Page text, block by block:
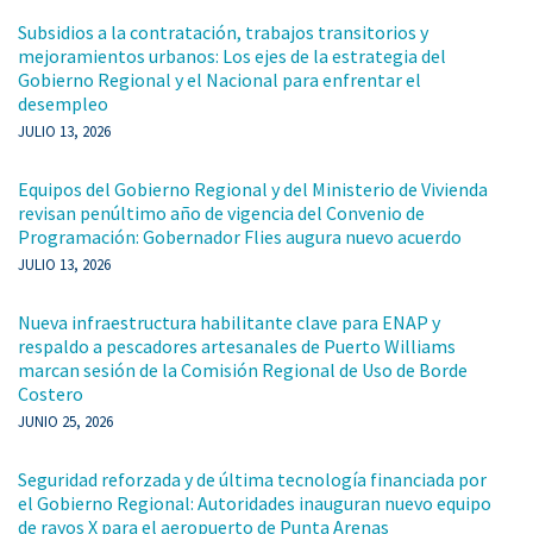
Subsidios a la contratación, trabajos transitorios y
mejoramientos urbanos: Los ejes de la estrategia del
Gobierno Regional y el Nacional para enfrentar el
desempleo
JULIO 13, 2026
Equipos del Gobierno Regional y del Ministerio de Vivienda
revisan penúltimo año de vigencia del Convenio de
Programación: Gobernador Flies augura nuevo acuerdo
JULIO 13, 2026
Nueva infraestructura habilitante clave para ENAP y
respaldo a pescadores artesanales de Puerto Williams
marcan sesión de la Comisión Regional de Uso de Borde
Costero
JUNIO 25, 2026
Seguridad reforzada y de última tecnología financiada por
el Gobierno Regional: Autoridades inauguran nuevo equipo
de rayos X para el aeropuerto de Punta Arenas